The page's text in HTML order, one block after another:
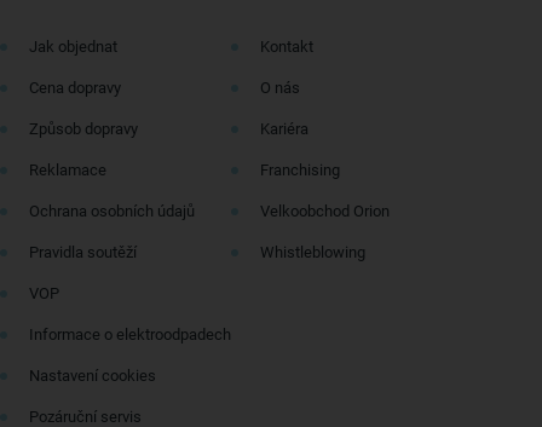
Jak objednat
Cena dopravy
Způsob dopravy
Reklamace
Ochrana osobních údajů
Pravidla soutěží
VOP
Informace o elektroodpadech
Nastavení cookies
Pozáruční servis
Kontakt
O nás
Kariéra
Franchising
Velkoobchod Orion
Whistleblowing